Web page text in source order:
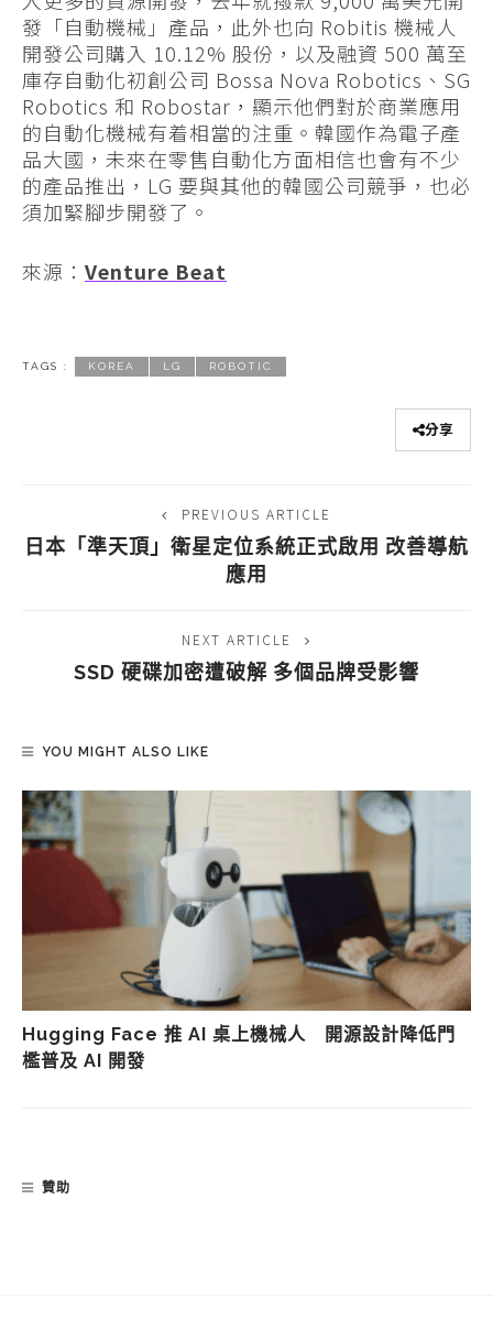
發「自動機械」產品，此外也向 Robitis 機械人
開發公司購入 10.12% 股份，以及融資 500 萬至
庫存自動化初創公司 Bossa Nova Robotics、SG
Robotics 和 Robostar，顯示他們對於商業應用
的自動化機械有着相當的注重。韓國作為電子產
品大國，未來在零售自動化方面相信也會有不少
的產品推出，LG 要與其他的韓國公司競爭，也必
須加緊腳步開發了。
來源： Venture Beat
TAGS : KOREA LG ROBOTIC
分享
PREVIOUS ARTICLE
日本「準天頂」衛星定位系統正式啟用 改善導航
應用
NEXT ARTICLE
SSD 硬碟加密遭破解 多個品牌受影響
YOU MIGHT ALSO LIKE
Hugging Face 推 AI 桌上機械人 開源設計降低門
檻普及 AI 開發
贊助